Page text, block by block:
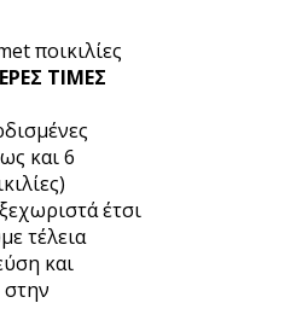
ποικιλίες
ΤΙΜΕΣ
και 6
έτσι
τέλεια
και